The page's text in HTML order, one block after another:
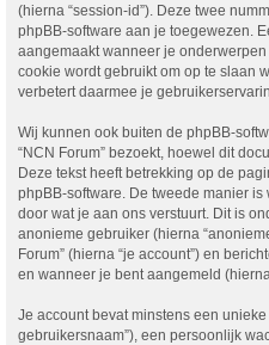
(hierna “session-id”). Deze twee
phpBB-software aan je toegewezen.
aangemaakt wanneer je
cookie wordt gebruikt om op te slaan
verbetert daarmee je
Wij kunnen ook buiten de phpBB-
“NCN Forum” bezoekt, hoewel dit
Deze tekst heeft betrekking op de
phpBB-software. De tweede manier
door wat je aan ons verstuurt. Dit is
anonieme gebruiker (hierna
Forum” (hierna “je account”) en
en wanneer je bent aangemeld (hierna
Je account bevat minstens een
gebruikersnaam”), een persoonlijk